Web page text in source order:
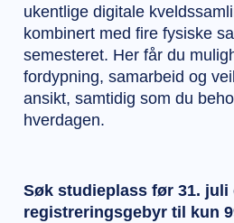
ukentlige digitale
kombinert med fire fysiske
semesteret. Her får du
fordypning, samarbeid og
ansikt, samtidig som du
hverdagen.
Søk studieplass før 31. juli
registreringsgebyr til kun